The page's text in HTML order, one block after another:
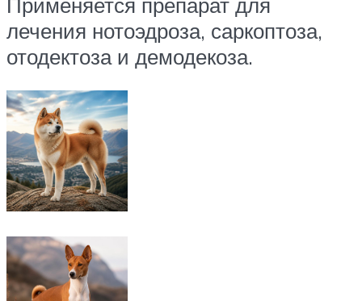
лечения нотоэдроза, саркоптоза,
отодектоза и демодекоза.